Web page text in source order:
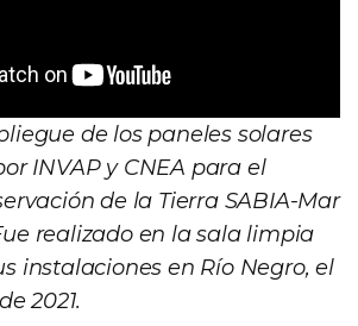
de los paneles solares
INVAP y CNEA para el
de la Tierra SABIA-Mar
realizado en la sala limpia
instalaciones en Río Negro, el
2021.